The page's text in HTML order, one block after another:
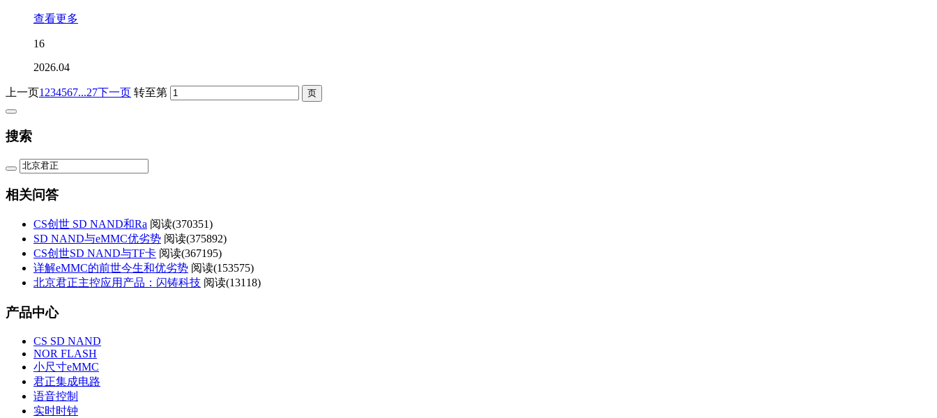
查看更多
16
2026.04
上一页1 234567...27下一页 转至第
搜索
相关问答
CS创世 SD NAND和Ra 阅读(370351)
SD NAND与eMMC优劣势 阅读(375892)
CS创世SD NAND与TF卡 阅读(367195)
详解eMMC的前世今生和优劣势 阅读(153575)
北京君正主控应用产品：闪铸科技 阅读(13118)
产品中心
CS SD NAND
NOR FLASH
小尺寸eMMC
君正集成电路
语音控制
实时时钟